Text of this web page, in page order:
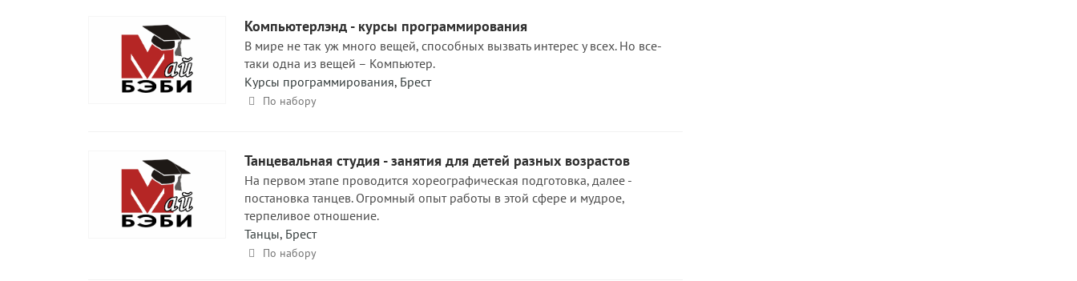
Компьютерлэнд - курсы программирования
В мире не так уж много вещей, способных вызвать интерес у всех. Но все-
таки одна из вещей – Компьютер.
Курсы программирования, Брест
По набору
Танцевальная студия - занятия для детей разных возрастов
На первом этапе проводится хореографическая подготовка, далее -
постановка танцев. Огромный опыт работы в этой сфере и мудрое,
терпеливое отношение.
Танцы, Брест
По набору